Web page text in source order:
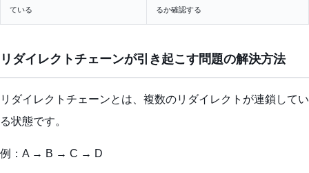
ている
るか確認する
リダイレクトチェーンが引き起こす問題の解決方法
リダイレクトチェーンとは、複数のリダイレクトが連鎖してい
る状態です。
例：A → B → C → D